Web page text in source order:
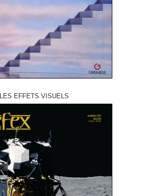
LES EFFETS VISUELS